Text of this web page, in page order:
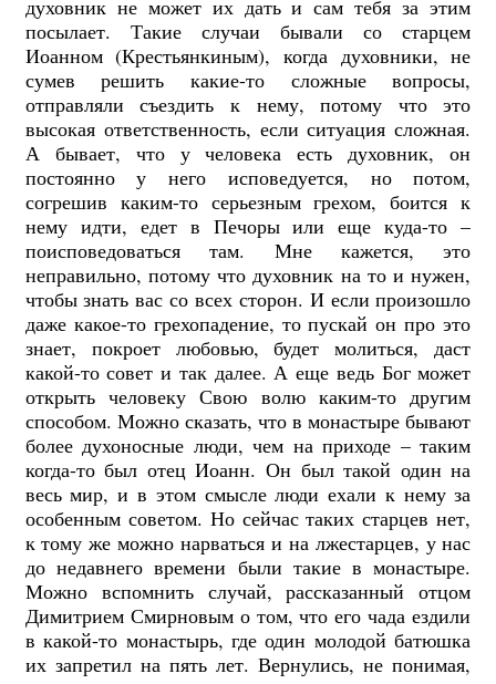
духовник не может их дать и сам тебя за этим
посылает. Такие случаи бывали со старцем
Иоанном (Крестьянкиным), когда духовники, не
сумев решить какие-то сложные вопросы,
отправляли съездить к нему, потому что это
высокая ответственность, если ситуация сложная.
А бывает, что у человека есть духовник, он
постоянно у него исповедуется, но потом,
согрешив каким-то серьезным грехом, боится к
нему идти, едет в Печоры или еще куда-то –
поисповедоваться там. Мне кажется, это
неправильно, потому что духовник на то и нужен,
чтобы знать вас со всех сторон. И если произошло
даже какое-то грехопадение, то пускай он про это
знает, покроет любовью, будет молиться, даст
какой-то совет и так далее. А еще ведь Бог может
открыть человеку Свою волю каким-то другим
способом. Можно сказать, что в монастыре бывают
более духоносные люди, чем на приходе – таким
когда-то был отец Иоанн. Он был такой один на
весь мир, и в этом смысле люди ехали к нему за
особенным советом. Но сейчас таких старцев нет,
к тому же можно нарваться и на лжестарцев, у нас
до недавнего времени были такие в монастыре.
Можно вспомнить случай, рассказанный отцом
Димитрием Смирновым о том, что его чада ездили
в какой-то монастырь, где один молодой батюшка
их запретил на пять лет. Вернулись, не понимая,